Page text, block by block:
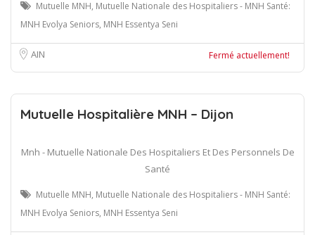
Mutuelle MNH, Mutuelle Nationale des Hospitaliers - MNH Santé:
MNH Evolya Seniors, MNH Essentya Seni
AIN Fermé actuellement!
Mutuelle Hospitalière MNH – Dijon
Mnh - Mutuelle Nationale Des Hospitaliers Et Des Personnels De
Santé
Mutuelle MNH, Mutuelle Nationale des Hospitaliers - MNH Santé:
MNH Evolya Seniors, MNH Essentya Seni